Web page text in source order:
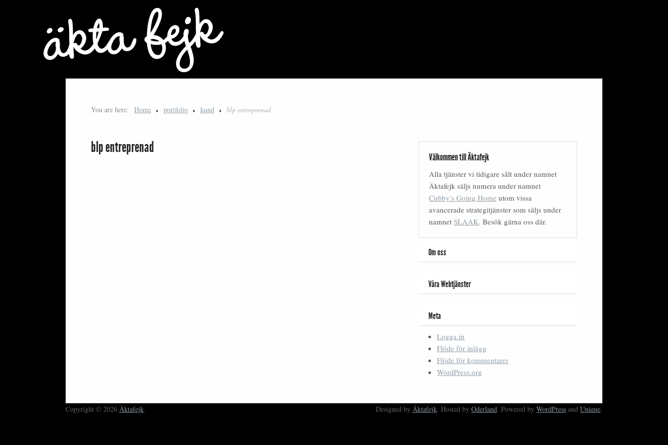
You are here: Home portfolio kund blp entreprenad
blp entreprenad
Välkommen till Äktafejk
Alla tjänster vi tidigare sålt under namnet
Äktafejk säljs numera under namnet
Cubby's Going Home utom vissa
avancerade strategitjänster som säljs under
namnet SLAAK. Besök gärna oss där.
Om oss
Våra Webtjänster
Meta
Logga in
Flöde för inlägg
Flöde för kommentarer
WordPress.org
Copyright © 2026 Äktafejk. Designed by Äktafejk. Hosted by Oderland. Powered by WordPress and Unique.